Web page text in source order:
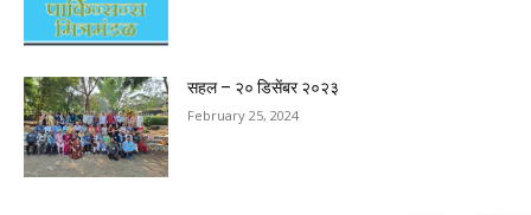
सहल – २० डिसेंबर २०२३
February 25, 2024